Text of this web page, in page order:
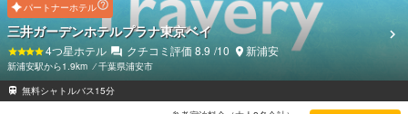
パートナーホテル
三井ガーデンホテルプラナ東京ベイ
4つ星ホテル クチコミ評価8.9 /10 新浦安
新浦安駅から1.9km ⁄千葉県浦安市
無料シャトルバス15分